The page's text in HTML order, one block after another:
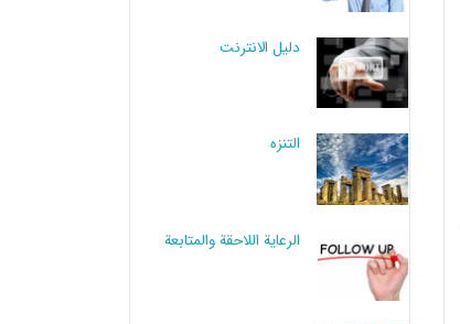
دليل الانترنت
التنزه
الرعاية اللاحقة والمتابعة